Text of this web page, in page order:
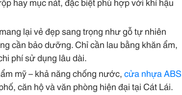
lại vẻ đẹp sang trọng như gỗ tự nhiên
cần bảo dưỡng. Chỉ cần lau bằng khăn ẩm,
phí sử dụng lâu dài.
mỹ – khả năng chống nước,cửa nhựa ABS
căn hộ và văn phòng hiện đại tại Cát Lái.